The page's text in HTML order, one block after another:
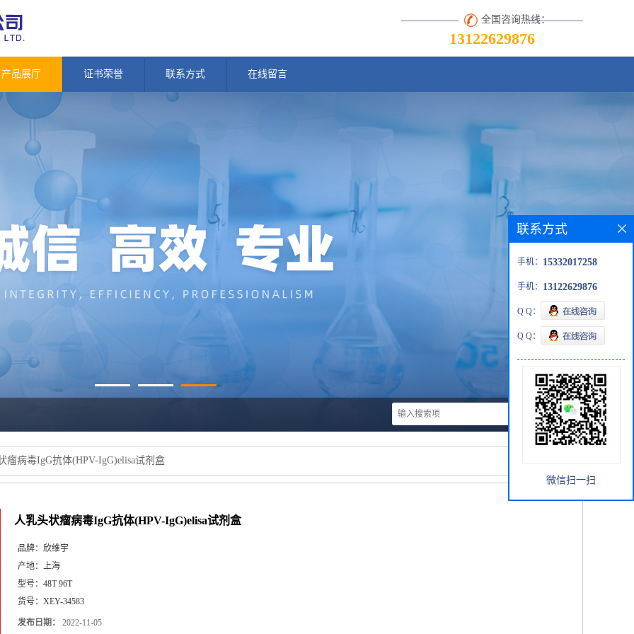
全国咨询热线：
13122629876
产品展厅 证书荣誉 联系方式 在线留言
瘤病毒IgG抗体(HPV-IgG)elisa试剂盒
人乳头状瘤病毒IgG抗体(HPV-IgG)elisa试剂盒
品牌： 欣维宇
产地： 上海
型号： 48T 96T
货号： XEY-34583
发布日期： 2022-11-05
联系方式
手机： 15332017258
手机： 13122629876
Q Q：
Q Q：
微信扫一扫